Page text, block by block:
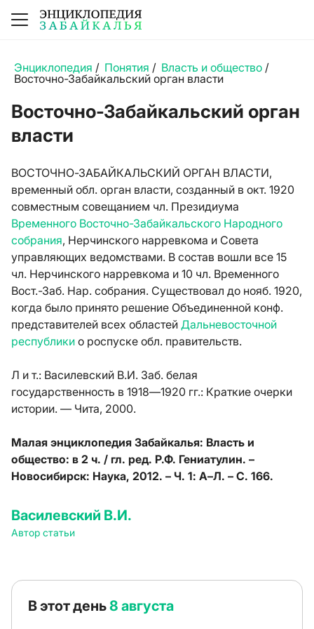
Энциклопедия / Понятия / Власть и общество /
Восточно-Забайкальский орган власти
Восточно-Забайкальский орган
власти
ВОСТОЧНО-ЗАБАЙКАЛЬСКИЙ ОРГАН ВЛАСТИ,
временный обл. орган власти, созданный в окт. 1920
совместным совещанием чл. Президиума
Временного Восточно-Забайкальского Народного
собрания, Нерчинского нарревкома и Совета
управляющих ведомствами. В состав вошли все 15
чл. Нерчинского нарревкома и 10 чл. Временного
Вост.-Заб. Нар. собрания. Существовал до нояб. 1920,
когда было принято решение Объединенной конф.
представителей всех областей Дальневосточной
республики о роспуске обл. правительств.
Л и т.: Василевский В.И. Заб. белая
государственность в 1918—1920 гг.: Краткие очерки
истории. — Чита, 2000.
Малая энциклопедия Забайкалья: Власть и
общество: в 2 ч. / гл. ред. Р.Ф. Гениатулин. –
Новосибирск: Наука, 2012. – Ч. 1: А–Л. – С. 166.
Василевский В.И.
Автор статьи
В этот день8 августа